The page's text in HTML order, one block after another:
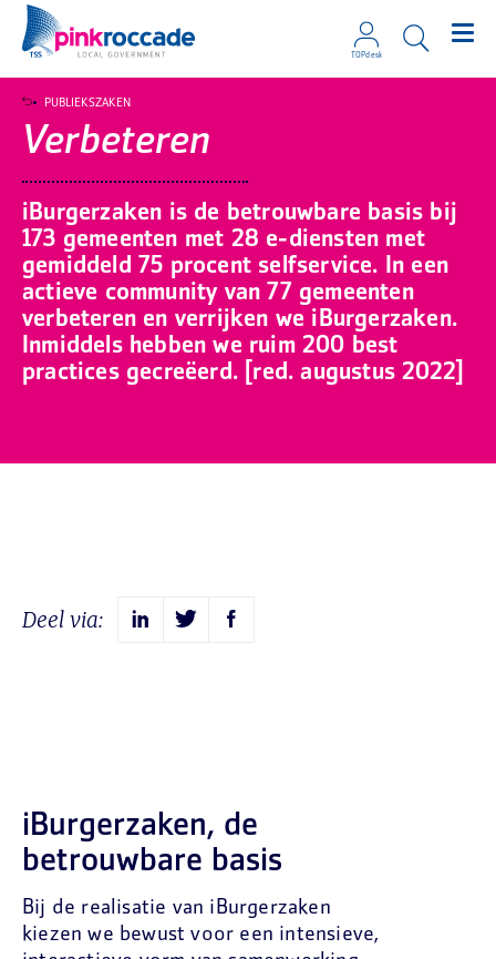
TOPdesk
Verbeteren
iBurgerzaken is de betrouwbare basis bij
173 gemeenten met 28 e-diensten met
gemiddeld 75 procent selfservice. In een
actieve community van 77 gemeenten
verbeteren en verrijken we iBurgerzaken.
Inmiddels hebben we ruim 200 best
practices gecreëerd. [red. augustus 2022]
PUBLIEKSZAKEN
Deel via:
iBurgerzaken, de
betrouwbare basis
Bij de realisatie van iBurgerzaken
kiezen we bewust voor een intensieve,